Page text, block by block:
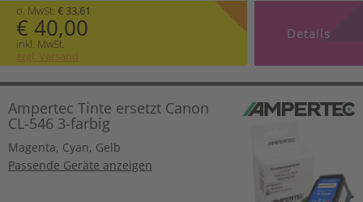
o. MwSt. € 33,61
€ 40,00
inkl. MwSt.
zzgl. Versand
Details
Ampertec Tinte ersetzt Canon
CL-546 3-farbig
Magenta, Cyan, Gelb
Passende Geräte anzeigen